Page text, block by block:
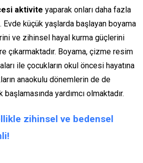
aktivite yaparak onları daha fazla
Evde küçük yaşlarda başlayan boyama
ve zihinsel hayal kurma güçlerini
çıkarmaktadır. Boyama, çizme resim
ile çocukların okul öncesi hayatına
anaokulu dönemlerin de de
yardımcı olmaktadır.
zihinsel ve bedensel